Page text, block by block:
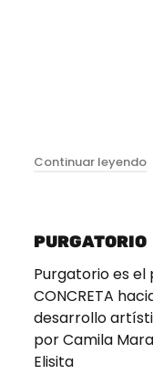
Continuar leyendo
PURGATORIO
Purgatorio es
CONCRETA
desarrollo
por Camila
Elisita